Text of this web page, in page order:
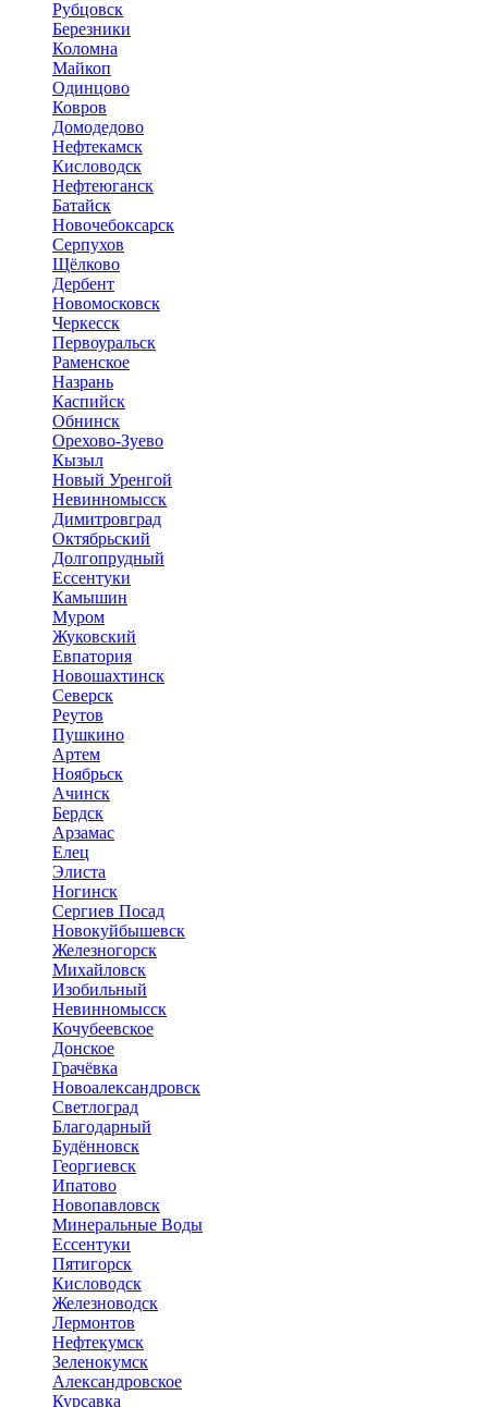
Рубцовск
Березники
Коломна
Майкоп
Одинцово
Ковров
Домодедово
Нефтекамск
Кисловодск
Нефтеюганск
Батайск
Новочебоксарск
Серпухов
Щёлково
Дербент
Новомосковск
Черкесск
Первоуральск
Раменское
Назрань
Каспийск
Обнинск
Орехово-Зуево
Кызыл
Новый Уренгой
Невинномысск
Димитровград
Октябрьский
Долгопрудный
Ессентуки
Камышин
Муром
Жуковский
Евпатория
Новошахтинск
Северск
Реутов
Пушкино
Артем
Ноябрьск
Ачинск
Бердск
Арзамас
Елец
Элиста
Ногинск
Сергиев Посад
Новокуйбышевск
Железногорск
Михайловск
Изобильный
Невинномысск
Кочубеевское
Донское
Грачёвка
Новоалександровск
Светлоград
Благодарный
Будённовск
Георгиевск
Ипатово
Новопавловск
Минеральные Воды
Ессентуки
Пятигорск
Кисловодск
Железноводск
Лермонтов
Нефтекумск
Зеленокумск
Александровское
Курсавка